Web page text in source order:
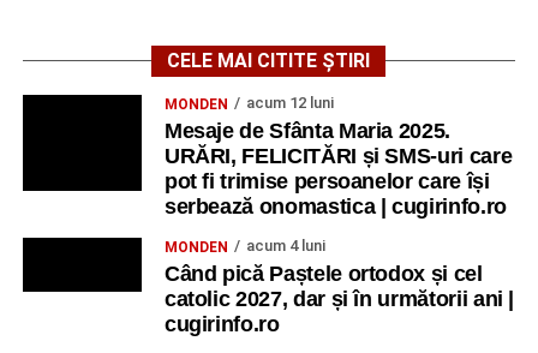
CELE MAI CITITE ȘTIRI
MONDEN acum 12 luni
Mesaje de Sfânta Maria 2025.
URĂRI, FELICITĂRI și SMS-uri care
pot fi trimise persoanelor care își
serbează onomastica | cugirinfo.ro
MONDEN acum 4 luni
Când pică Paștele ortodox și cel
catolic 2027, dar și în următorii ani |
cugirinfo.ro